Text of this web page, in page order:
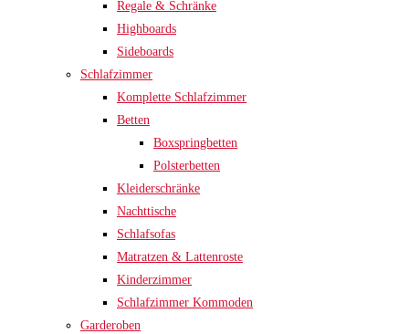
Regale & Schränke
Highboards
Sideboards
Schlafzimmer
Komplette Schlafzimmer
Betten
Boxspringbetten
Polsterbetten
Kleiderschränke
Nachttische
Schlafsofas
Matratzen & Lattenroste
Kinderzimmer
Schlafzimmer Kommoden
Garderoben